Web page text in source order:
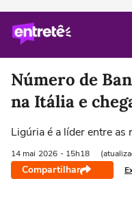
Número de
na Itália e
Ligúria é a líder entre as
14 mai 2026 - 15h18
Compartilhar